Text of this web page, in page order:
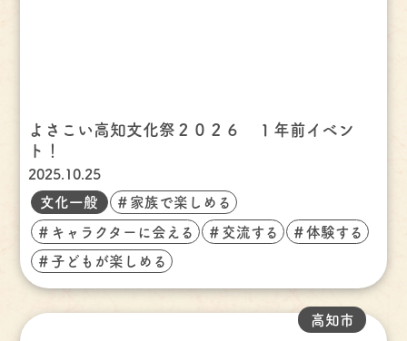
よさこい高知文化祭２０２６ １年前イベン
ト！
2025.10.25
文化一般 ＃家族で楽しめる
＃キャラクターに会える ＃交流する ＃体験する
＃子どもが楽しめる
高知市